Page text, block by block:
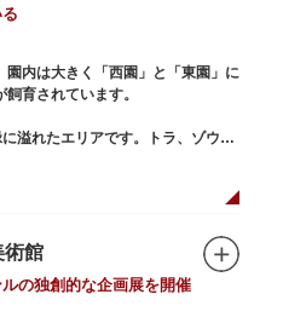
内は大きく「西園」と「東園」に
育されています。
溢れたエリアです。トラ、ゾウな
ザラシが住む海エリアでは、水浴
あります。国指定重要文化財の
る風光明媚な「不忍池」のほとり
動物をはじめ、アイアイや“動か
ークな種も見られます。
術館
の独創的な企画展を開催